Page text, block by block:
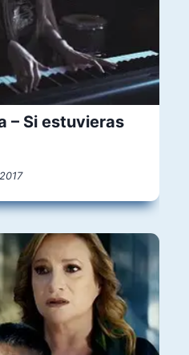
– Si estuvieras